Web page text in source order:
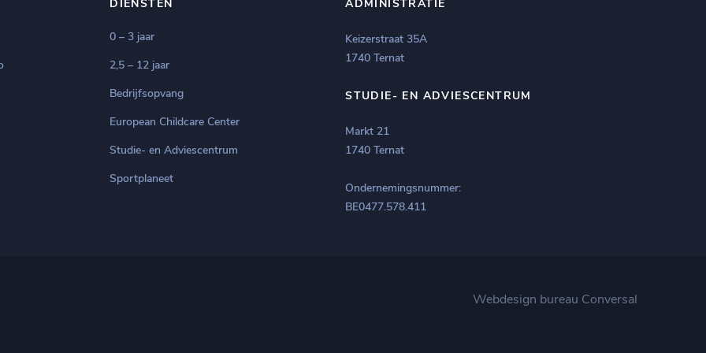
DIENSTEN
0 – 3 jaar
2,5 – 12 jaar
Bedrijfsopvang
European Childcare Center
Studie- en Adviescentrum
Sportplaneet
ADMINISTRATIE
Keizerstraat 35A
1740 Ternat
STUDIE- EN ADVIESCENTRUM
Markt 21
1740 Ternat
Ondernemingsnummer:
BE0477.578.411
Webdesign bureau Conversal